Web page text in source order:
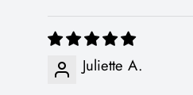
Juliette A.